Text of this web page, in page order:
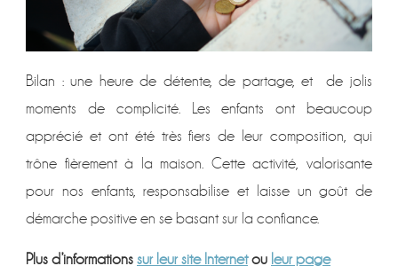
Bilan : une heure de détente, de partage, et de jolis
moments de complicité. Les enfants ont beaucoup
apprécié et ont été très fiers de leur composition, qui
trône fièrement à la maison. Cette activité, valorisante
pour nos enfants, responsabilise et laisse un goût de
démarche positive en se basant sur la confiance.
Plus d’informations sur leur site Internetou leur page